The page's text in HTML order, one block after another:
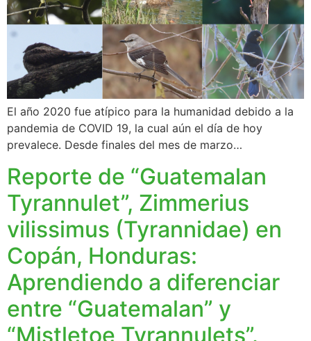
El año 2020 fue atípico para la humanidad debido a la
pandemia de COVID 19, la cual aún el día de hoy
prevalece. Desde finales del mes de marzo…
Reporte de “Guatemalan
Tyrannulet”, Zimmerius
vilissimus (Tyrannidae) en
Copán, Honduras:
Aprendiendo a diferenciar
entre “Guatemalan” y
“Mistletoe Tyrannulets”.